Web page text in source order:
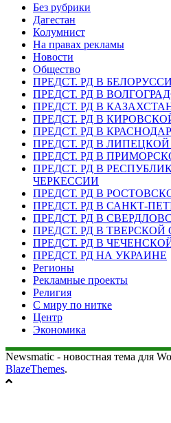
Без рубрики
Дагестан
Колумнист
На правах рекламы
Новости
Общество
ПРЕДСТ. РД В
ПРЕДСТ. РД В
ПРЕДСТ. РД В
ПРЕДСТ. РД В
ПРЕДСТ. РД В
ПРЕДСТ. РД В
ПРЕДСТ. РД В
ПРЕДСТ. РД В
ЧЕРКЕССИИ
ПРЕДСТ. РД В
ПРЕДСТ. РД В САНКТ-
ПРЕДСТ. РД В
ПРЕДСТ. РД В ТВЕРСКОЙ
ПРЕДСТ. РД В
ПРЕДСТ. РД НА УКРАИНЕ
Регионы
Рекламные проекты
Религия
С миру по нитке
Центр
Экономика
Newsmatic - новостная тема для
BlazeThemes.